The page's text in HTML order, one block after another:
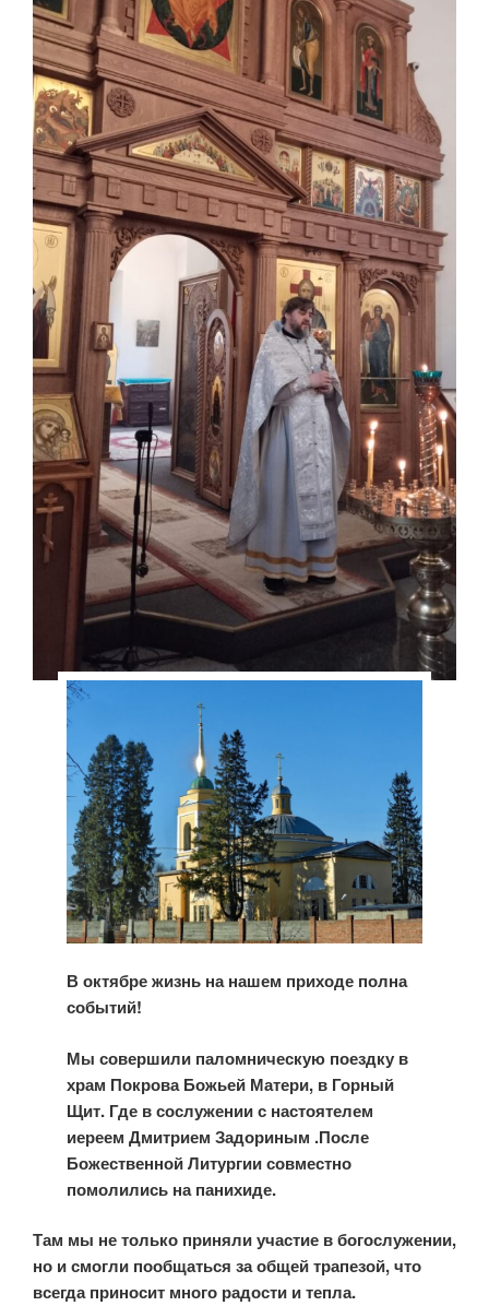
В октябре жизнь на нашем приходе полна
событий!
Мы совершили паломническую поездку в
храм Покрова Божьей Матери, в Горный
Щит. Где в сослужении с настоятелем
иереем Дмитрием Задориным .После
Божественной Литургии совместно
помолились на панихиде.
Там мы не только приняли участие в богослужении,
но и смогли пообщаться за общей трапезой, что
всегда приносит много радости и тепла.